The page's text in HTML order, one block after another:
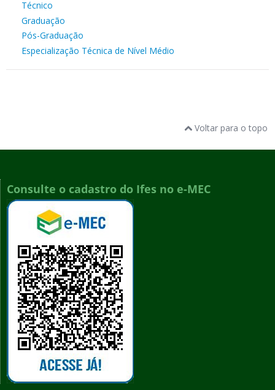
Técnico
Graduação
Pós-Graduação
Especialização Técnica de Nível Médio
Voltar para o topo
Consulte o cadastro do Ifes no e-MEC